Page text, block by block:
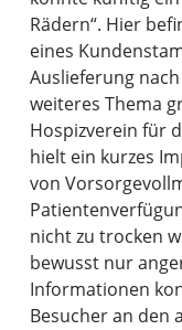
Rädern“. Hier
eines
Auslieferung
weiteres Thema
Hospizverein für
hielt ein kurzes
von
nicht zu trocken
bewusst nur
Informationen
Besucher an den